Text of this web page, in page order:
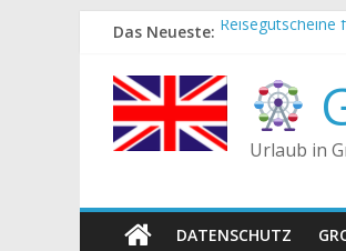
Zum
springen
Das Neueste: Reisegutscheine
Die Unterschiede
Staatsoberhaupt
Tea-Time – Was
Urlaub in
DATENSCHUTZ